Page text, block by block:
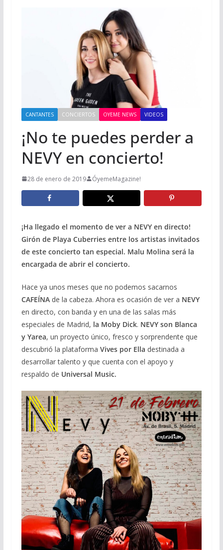
CANTANTES CONCIERTOS OYEME NEWS VIDEOS
¡No te puedes perder a
NEVY en concierto!
28 de enero de 2019 ÓyemeMagazine!
¡Ha llegado el momento de ver a NEVY en directo!
Girón de Playa Cuberries entre los artistas invitados
de este concierto tan especial. Malu Molina será la
encargada de abrir el concierto.
Hace ya unos meses que no podemos sacarnos
CAFEÍNAde la cabeza. Ahora es ocasión de ver a NEVY
en directo, con banda y en una de las salas más
especiales de Madrid, la Moby Dick. NEVY son Blanca
y Yarea, un proyecto único, fresco y sorprendente que
descubrió la plataforma Vives por Ella destinada a
desarrollar talento y que cuenta con el apoyo y
respaldo de Universal Music.